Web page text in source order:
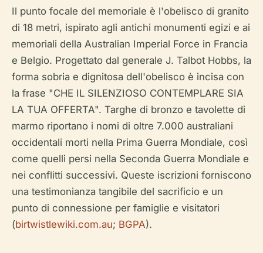
Il punto focale del memoriale è l'obelisco di granito
di 18 metri, ispirato agli antichi monumenti egizi e ai
memoriali della Australian Imperial Force in Francia
e Belgio. Progettato dal generale J. Talbot Hobbs, la
forma sobria e dignitosa dell'obelisco è incisa con
la frase "CHE IL SILENZIOSO CONTEMPLARE SIA
LA TUA OFFERTA". Targhe di bronzo e tavolette di
marmo riportano i nomi di oltre 7.000 australiani
occidentali morti nella Prima Guerra Mondiale, così
come quelli persi nella Seconda Guerra Mondiale e
nei conflitti successivi. Queste iscrizioni forniscono
una testimonianza tangibile del sacrificio e un
punto di connessione per famiglie e visitatori
(birtwistlewiki.com.au; BGPA).